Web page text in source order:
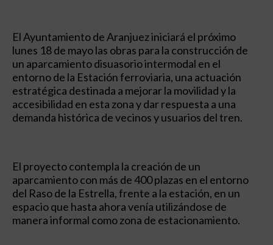
El Ayuntamiento de Aranjuez iniciará el próximo
lunes 18 de mayo las obras para la construcción de
un aparcamiento disuasorio intermodal en el
entorno de la Estación ferroviaria, una actuación
estratégica destinada a mejorar la movilidad y la
accesibilidad en esta zona y dar respuesta a una
demanda histórica de vecinos y usuarios del tren.
El proyecto contempla la creación de un
aparcamiento con más de 400 plazas en el entorno
del Raso de la Estrella, frente a la estación, en un
espacio que hasta ahora venía utilizándose de
manera informal como zona de estacionamiento.